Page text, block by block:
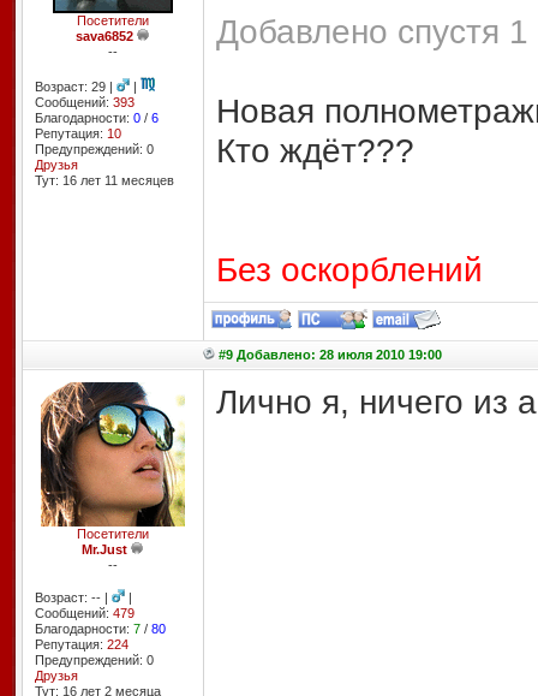
Посетители
sava6852
--
Возраст: 29 |
|
Сообщений: 393
Благодарности: 0/ 6
Репутация: 10
Предупреждений: 0
Друзья
Тут: 16 лет 11 месяцев
Добавлено спустя
Новая
Кто ждёт???
Без оскорблений
#9 Добавлено: 28 июля 2010 19:00
Посетители
Mr.Just
--
Возраст: -- |
|
Сообщений: 479
Благодарности: 7/ 80
Репутация: 224
Предупреждений: 0
Друзья
Тут: 16 лет 2 месяцa
Лично я, ничего из